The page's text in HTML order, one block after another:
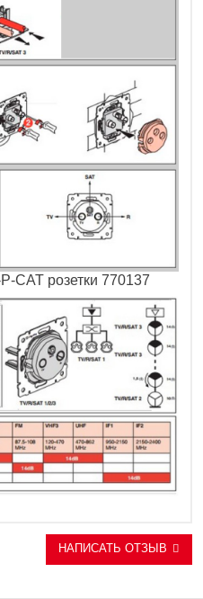
САТ розетки 770137
НАПИСАТЬ ОТЗЫВ